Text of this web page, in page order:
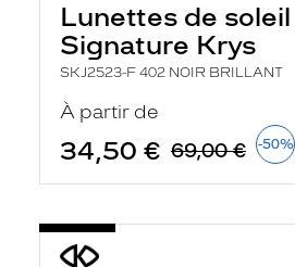
Lunettes de soleil
Signature Krys
SKJ2523-F 402 NOIR BRILLANT
À partir de
34,50 € 69,00 € -50%